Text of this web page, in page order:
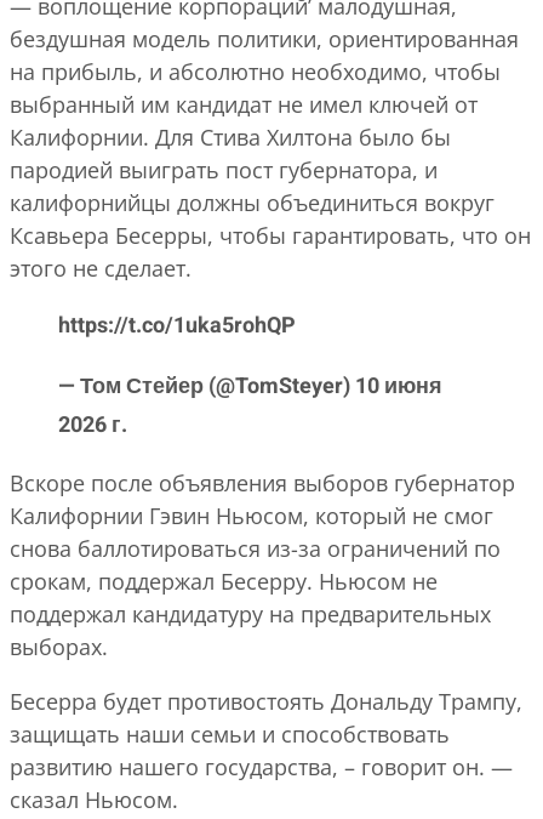
— воплощение корпораций’ малодушная,
бездушная модель политики, ориентированная
на прибыль, и абсолютно необходимо, чтобы
выбранный им кандидат не имел ключей от
Калифорнии. Для Стива Хилтона было бы
пародией выиграть пост губернатора, и
калифорнийцы должны объединиться вокруг
Ксавьера Бесерры, чтобы гарантировать, что он
этого не сделает.
https://t.co/1uka5rohQP
— Том Стейер (@TomSteyer) 10 июня
2026 г.
Вскоре после объявления выборов губернатор
Калифорнии Гэвин Ньюсом, который не смог
снова баллотироваться из-за ограничений по
срокам, поддержал Бесерру. Ньюсом не
поддержал кандидатуру на предварительных
выборах.
Бесерра будет противостоять Дональду Трампу,
защищать наши семьи и способствовать
развитию нашего государства, – говорит он. —
сказал Ньюсом.